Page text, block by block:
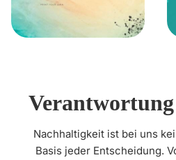
Nachhaltigkeit ist bei uns
Basis jeder Entscheidung.